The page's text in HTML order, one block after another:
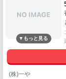
(株)一や